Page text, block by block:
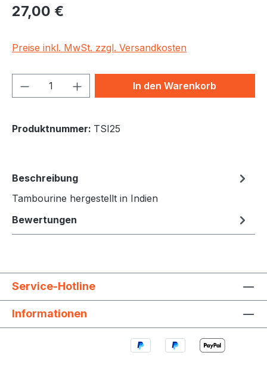
Regulärer Preis:
27,00 €
Preise inkl. MwSt. zzgl. Versandkosten
Produkt Anzahl: Gib denIn den Warenkorb
Produktnummer: TSI25
Beschreibung
Tambourine hergestellt in Indien
Bewertungen
Service-Hotline
Informationen